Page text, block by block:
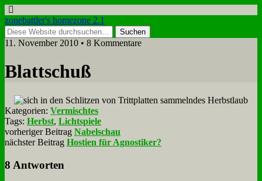
zonebattler's homezone 2.1
11. November 2010 • 8 Kommentare
Blatt­schuß
Kategorien: Vermischtes
Tags: Herbst, Lichtspiele
vorheriger Beitrag Nabelschau
nächster Beitrag Hostien für Agnostiker?
8 Antworten